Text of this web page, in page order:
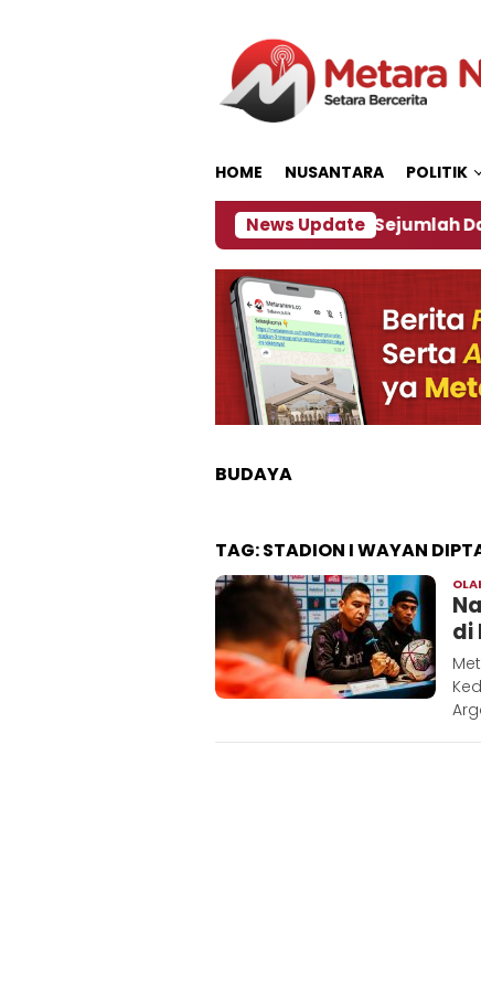
HOME NUSANTARA POLITIK
News Update
Dampak El Nino, Sejumlah Daerah
BUDAYA
TAG:STADION I WAYAN
di